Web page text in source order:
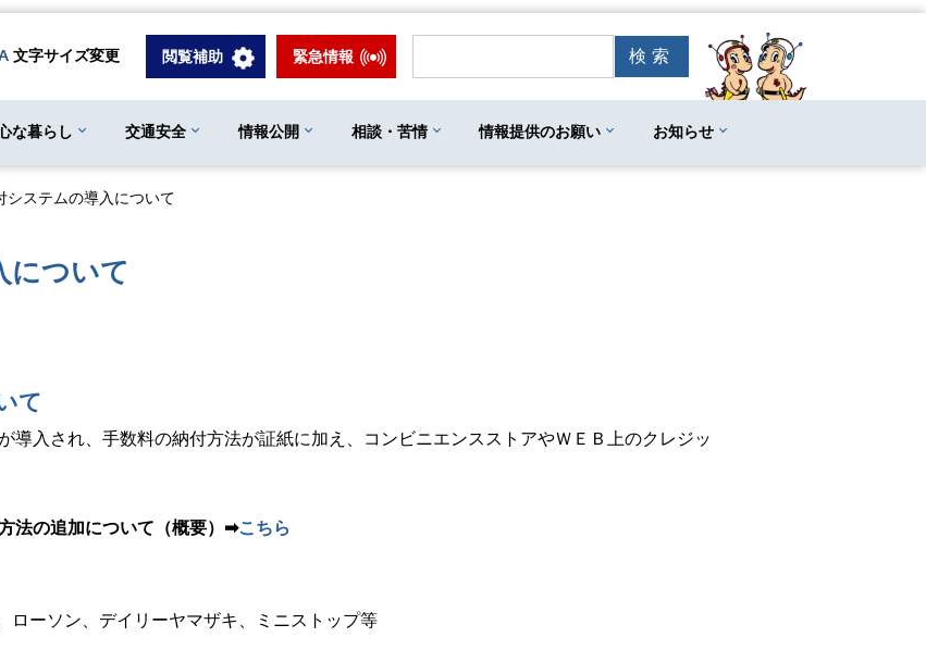
文字サイズ変更 閲覧補助 緊急情報
な暮らし 交通安全 情報公開 相談・苦情 情報提供のお願い お知らせ
システムの導入について
について
て
導入され、手数料の納付方法が証紙に加え、コンビニエンスストアやＷＥＢ上のクレジッ
法の追加について（概要）➡こちら
ーソン、デイリーヤマザキ、ミニストップ等